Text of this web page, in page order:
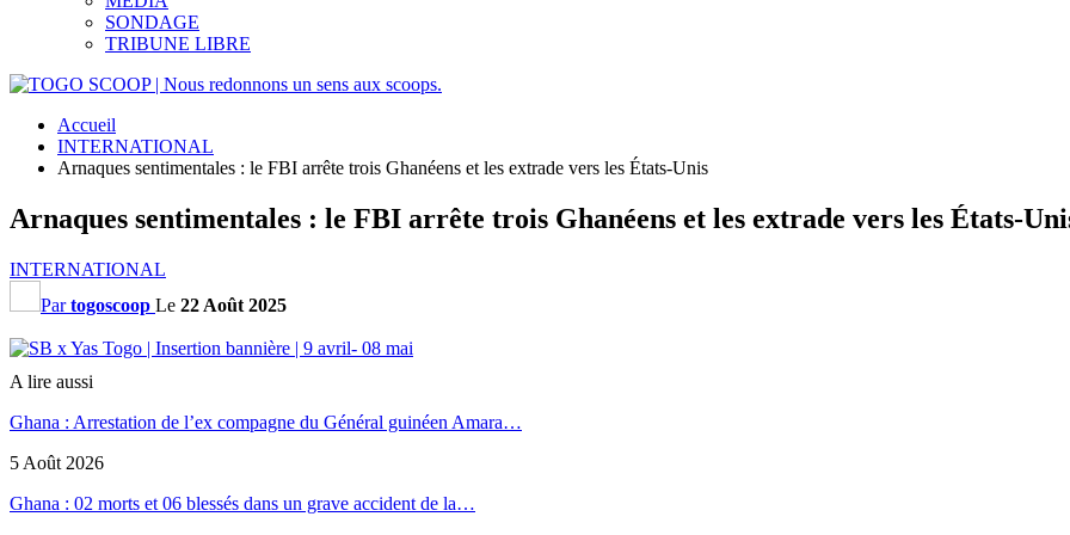
SONDAGE
TRIBUNE LIBRE
Accueil
INTERNATIONAL
Arnaques sentimentales : le FBI arrête trois Ghanéens et les extrade vers les États-Unis
Arnaques sentimentales : le FBI arrête trois Ghanéens et les extrade vers les États-
INTERNATIONAL
Partogoscoop Le 22 Août 2025
A lire aussi
Ghana : Arrestation de l’ex compagne du Général guinéen Amara…
5 Août 2026
Ghana : 02 morts et 06 blessés dans un grave accident de la…